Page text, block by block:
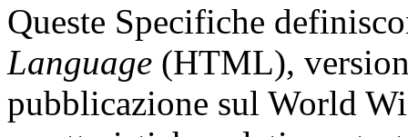
Queste Specifiche
Language (HTML),
pubblicazione sul World